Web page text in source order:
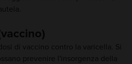
di vaccino contro la varicella. Si
prevenire l'insorgenza della